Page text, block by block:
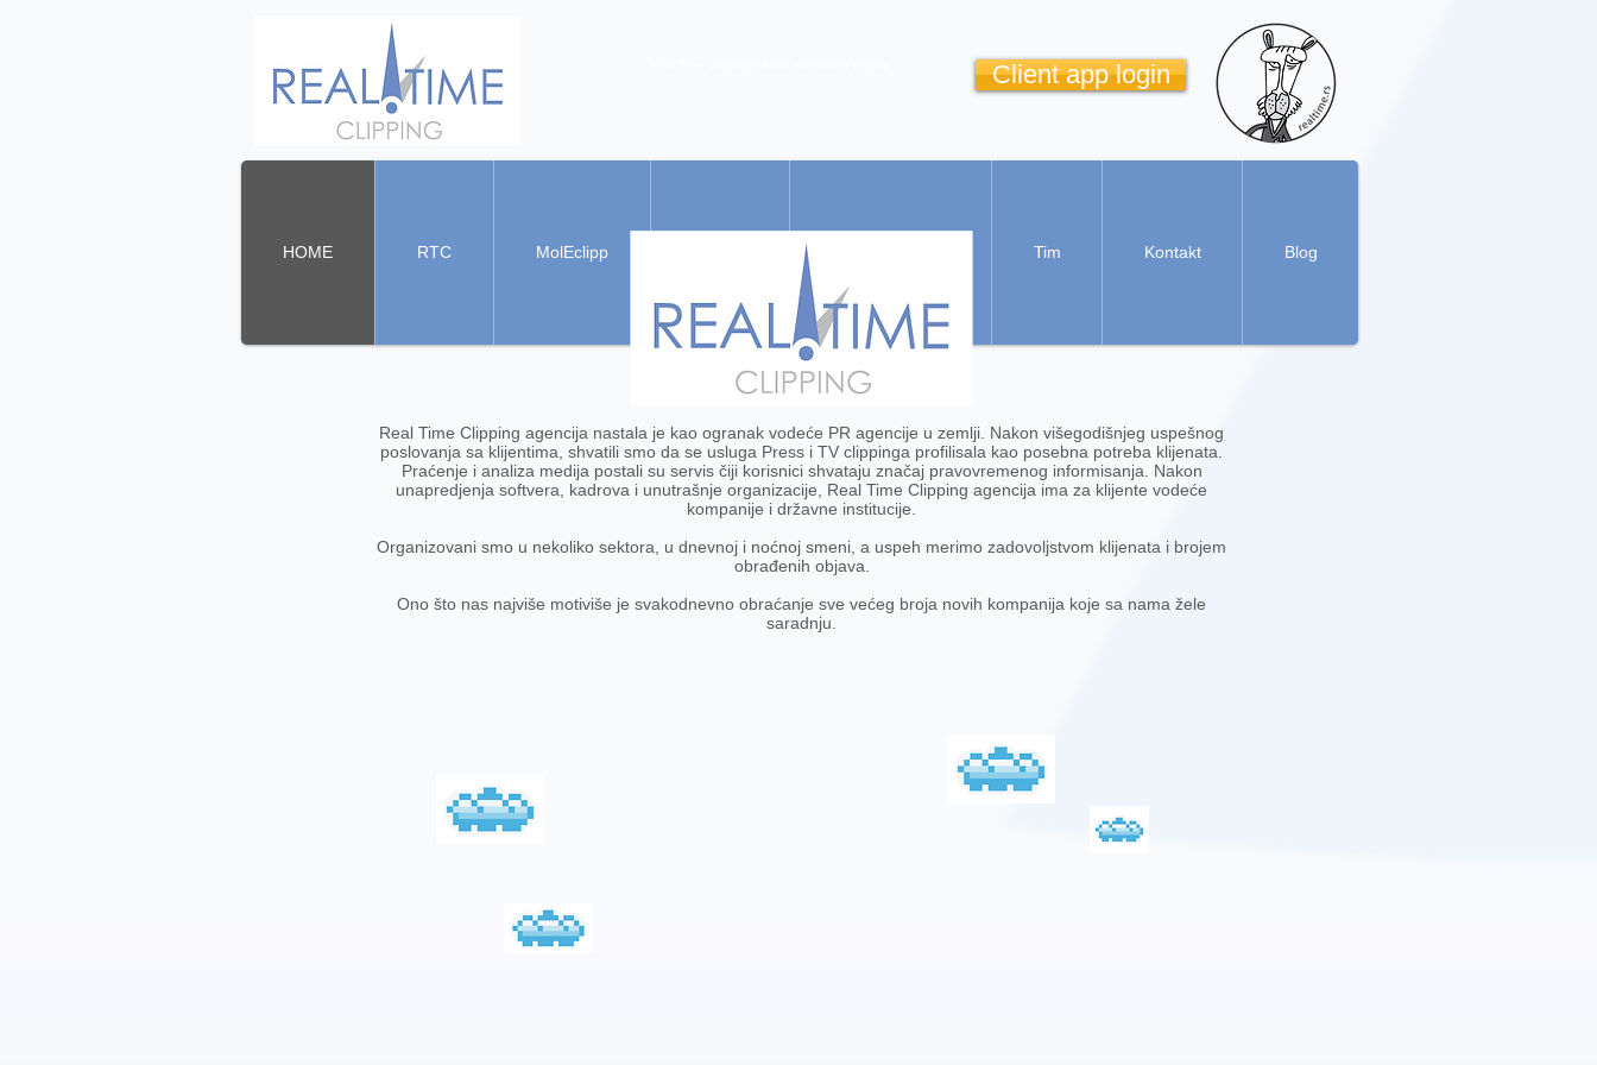
Client app login
HOME RTC MolEclipp Tim Kontakt Blog
Real Time Clipping agencija nastala je kao ogranak vodeće PR agencije u zemlji. Nakon višegodišnjeg uspešnog
poslovanja sa klijentima, shvatili smo da se usluga Press i TV clippinga profilisala kao posebna potreba klijenata.
Praćenje i analiza medija postali su servis čiji korisnici shvataju značaj pravovremenog informisanja. Nakon
unapredjenja softvera, kadrova i unutrašnje organizacije, Real Time Clipping agencija ima za klijente vodeće
kompanije i državne institucije.
Organizovani smo u nekoliko sektora, u dnevnoj i noćnoj smeni, a uspeh merimo zadovoljstvom klijenata i brojem
obrađenih objava.
Ono što nas najviše motiviše je svakodnevno obraćanje sve većeg broja novih kompanija koje sa nama žele
saradnju.